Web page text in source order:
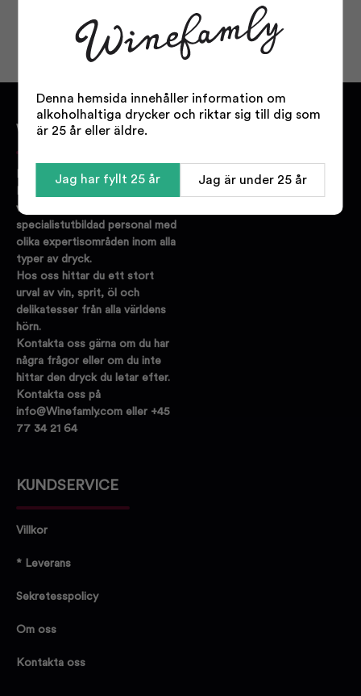
WINEFAMLY.SE
Bakom Winefamly.se står
vinbutik. Vi har
specialistutbildad personal med
olika expertisområden inom alla
typer av dryck.
Hos oss hittar du ett stort
urval av vin, sprit, öl och
delikatesser från alla världens
hörn.
Kontakta oss gärna om du har
några frågor eller om du inte
hittar den dryck du letar efter.
Kontakta oss på
info@Winefamly.com eller +45
77 34 21 64
KUNDSERVICE
Villkor
* Leverans
Sekretesspolicy
Om oss
Kontakta oss
Denna hemsida innehåller information om
alkoholhaltiga drycker och riktar sig till dig som
är 25 år eller äldre.
Jag har fyllt 25 år Jag är under 25 år